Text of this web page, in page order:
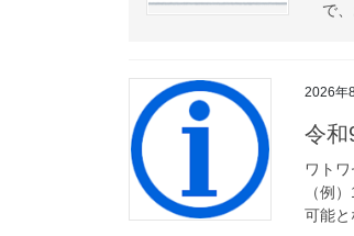
で
2026年
令和
ワト
（例
可能